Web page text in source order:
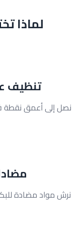
لماذا
تنظيف
نصل إلى أعمق نقطة
نرش مواد مضادة